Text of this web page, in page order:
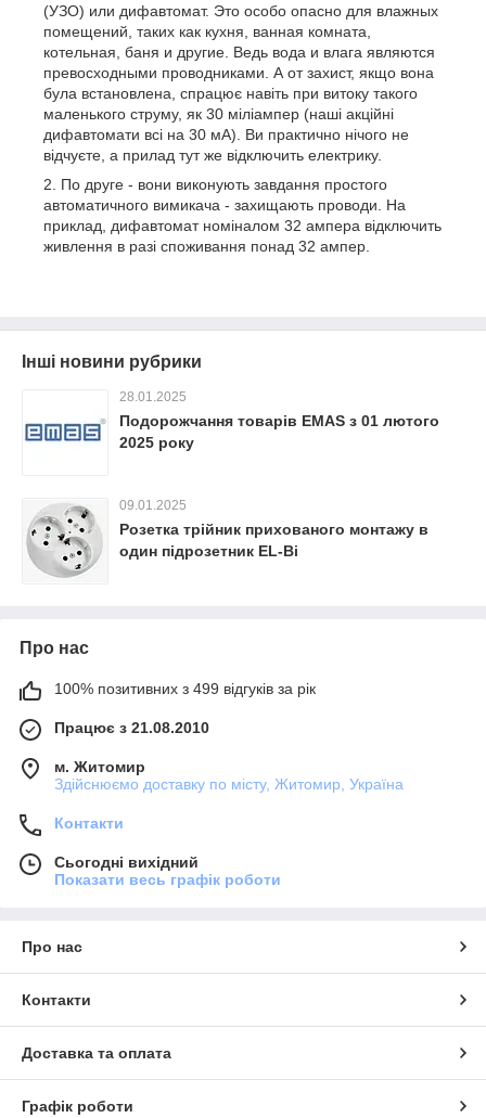
(УЗО) или дифавтомат. Это особо опасно для влажных
помещений, таких как кухня, ванная комната,
котельная, баня и другие. Ведь вода и влага являются
превосходными проводниками. А от захист, якщо вона
була встановлена, спрацює навіть при витоку такого
маленького струму, як 30 міліампер (наші акційні
дифавтомати всі на 30 мА). Ви практично нічого не
відчуєте, а прилад тут же відключить електрику.
По друге - вони виконують завдання простого
автоматичного вимикача - захищають проводи. На
приклад, дифавтомат номіналом 32 ампера відключить
живлення в разі споживання понад 32 ампер.
Інші новини рубрики
28.01.2025
Подорожчання товарів EMAS з 01 лютого
2025 року
09.01.2025
Розетка трійник прихованого монтажу в
один підрозетник EL-Bi
Про нас
100% позитивних з 499 відгуків за рік
Працює з 21.08.2010
м. Житомир
Здійснюємо доставку по місту, Житомир, Україна
Контакти
Сьогодні вихідний
Показати весь графік роботи
Про нас
Контакти
Доставка та оплата
Графік роботи